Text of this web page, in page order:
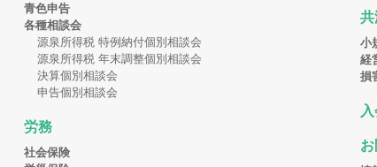
青色申告
各種相談会
源泉所得税 特例納付個別相談会
源泉所得税 年末調整個別相談会
決算個別相談会
申告個別相談会
労務
社会保険
共
小
経
損